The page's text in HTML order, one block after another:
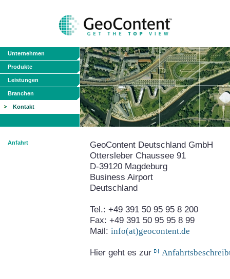
Unternehmen
Produkte
Leistungen
Branchen
Kontakt
Anfahrt
GeoContent Deutschland GmbH
Ottersleber Chaussee 91
D-39120 Magdeburg
Business Airport
Deutschland
Tel.: +49 391 50 95 95 8 200
Fax: +49 391 50 95 95 8 99
Mail: info(at)geocontent.de
Hier geht es zur